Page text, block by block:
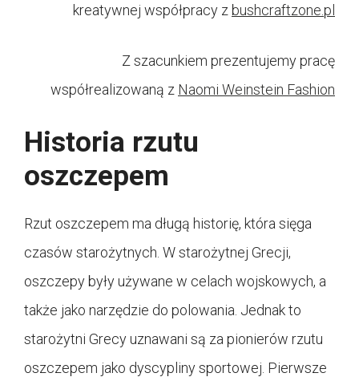
kreatywnej współpracy z bushcraftzone.pl
Z szacunkiem prezentujemy pracę
współrealizowaną z Naomi Weinstein Fashion
Historia rzutu
oszczepem
Rzut oszczepem ma długą historię, która sięga
czasów starożytnych. W starożytnej Grecji,
oszczepy były używane w celach wojskowych, a
także jako narzędzie do polowania. Jednak to
starożytni Grecy uznawani są za pionierów rzutu
oszczepem jako dyscypliny sportowej. Pierwsze